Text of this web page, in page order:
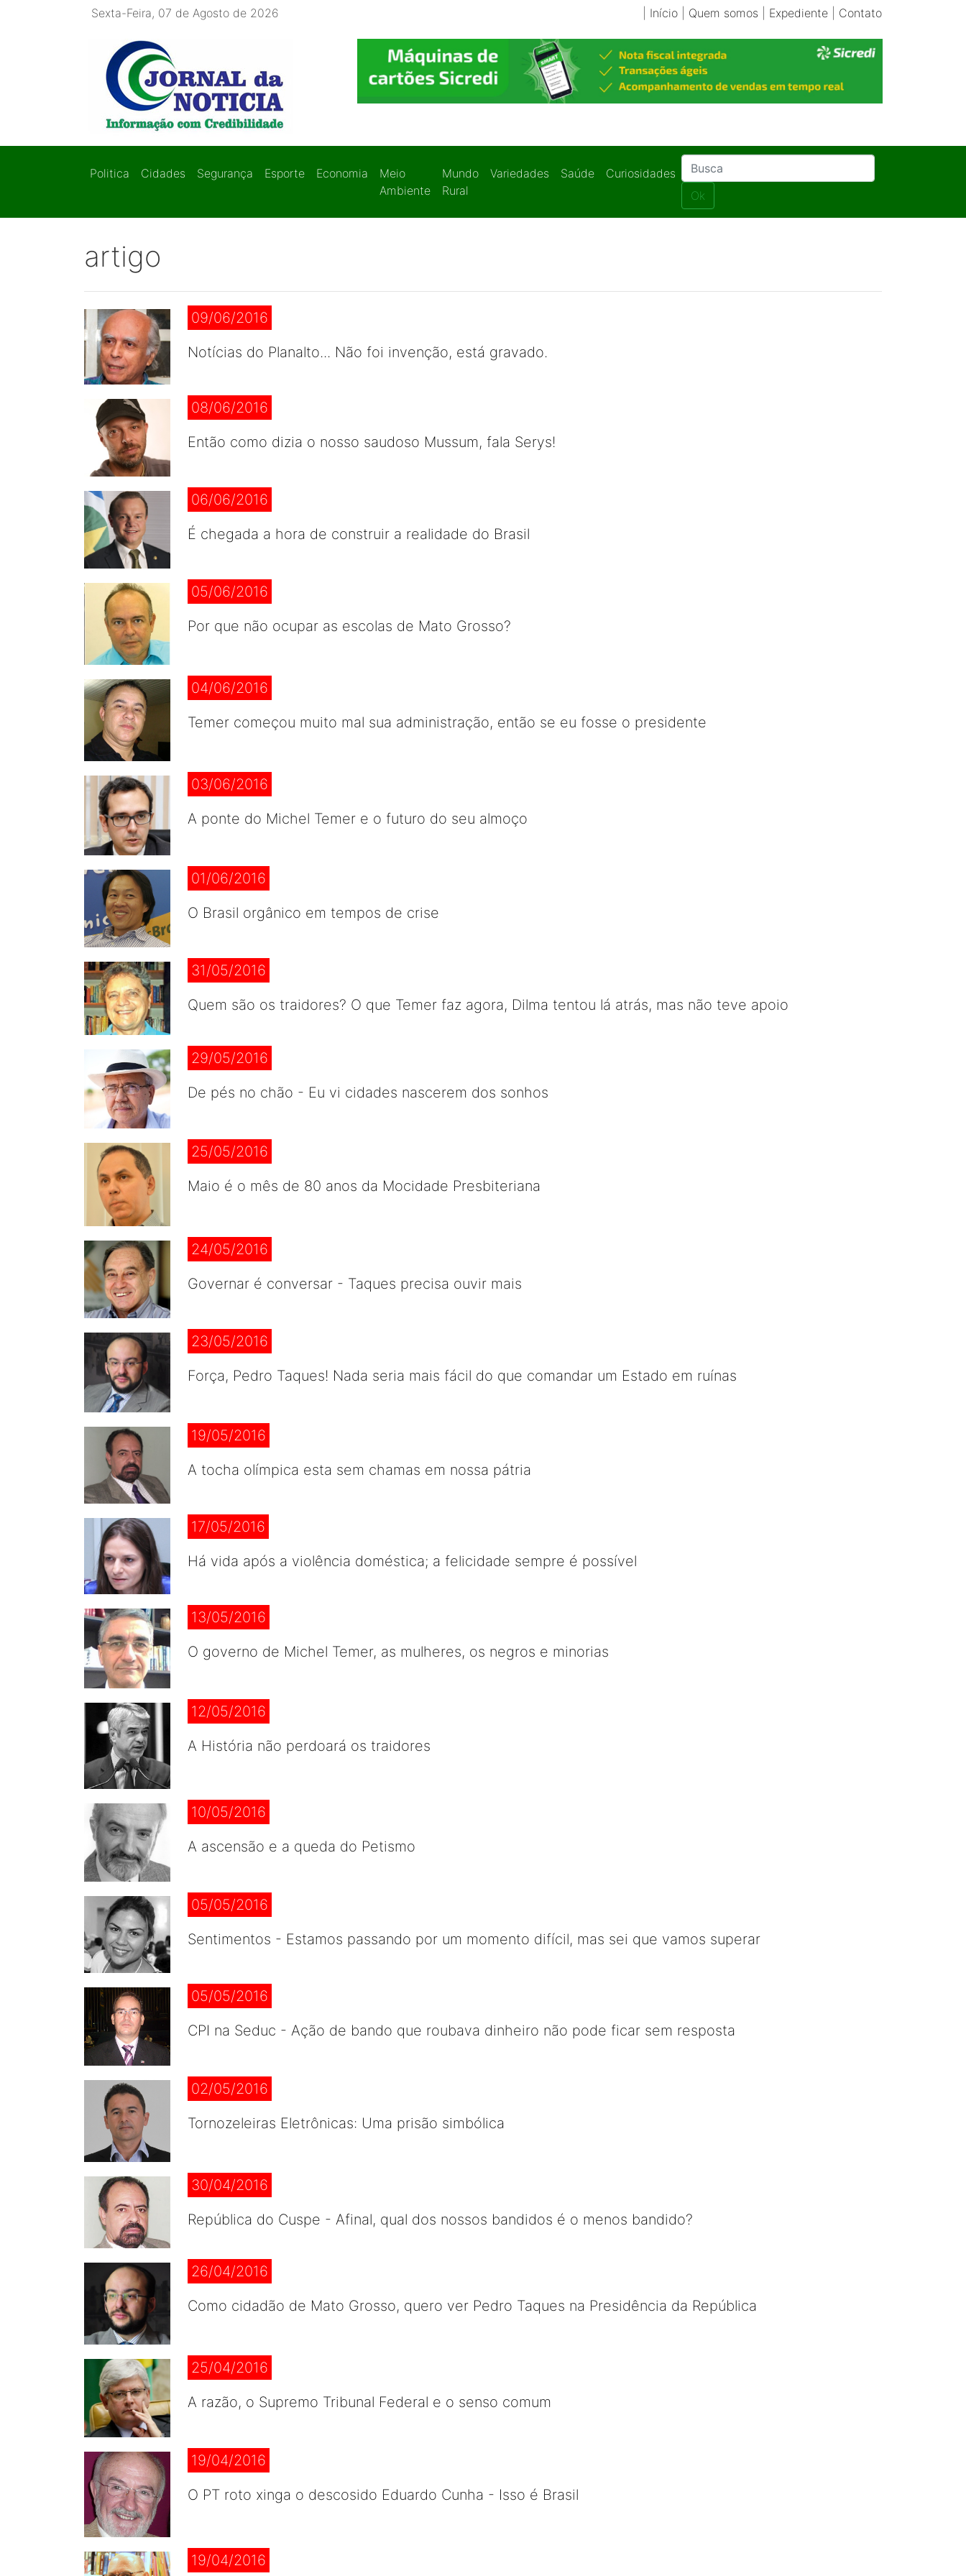
Sexta-Feira, 07 de Agosto de 2026 Início| Quem somos Expediente| Contato
Politica Cidades Segurança Esporte Economia
Meio
Ambiente
Mundo
Rural
Variedades Saúde
Curiosidades
Ok
artigo
09/06/2016
Notícias do Planalto... Não foi invenção, está gravado.
08/06/2016
Então como dizia o nosso saudoso Mussum, fala Serys!
06/06/2016
É chegada a hora de construir a realidade do Brasil
05/06/2016
Por que não ocupar as escolas de Mato Grosso?
04/06/2016
Temer começou muito mal sua administração, então se eu fosse o presidente
03/06/2016
A ponte do Michel Temer e o futuro do seu almoço
01/06/2016
O Brasil orgânico em tempos de crise
31/05/2016
Quem são os traidores? O que Temer faz agora, Dilma tentou lá atrás, mas não teve apoio
29/05/2016
De pés no chão - Eu vi cidades nascerem dos sonhos
25/05/2016
Maio é o mês de 80 anos da Mocidade Presbiteriana
24/05/2016
Governar é conversar - Taques precisa ouvir mais
23/05/2016
Força, Pedro Taques! Nada seria mais fácil do que comandar um Estado em ruínas
19/05/2016
A tocha olímpica esta sem chamas em nossa pátria
17/05/2016
Há vida após a violência doméstica; a felicidade sempre é possível
13/05/2016
O governo de Michel Temer, as mulheres, os negros e minorias
12/05/2016
A História não perdoará os traidores
10/05/2016
A ascensão e a queda do Petismo
05/05/2016
Sentimentos - Estamos passando por um momento difícil, mas sei que vamos superar
05/05/2016
CPI na Seduc - Ação de bando que roubava dinheiro não pode ficar sem resposta
02/05/2016
Tornozeleiras Eletrônicas: Uma prisão simbólica
30/04/2016
República do Cuspe - Afinal, qual dos nossos bandidos é o menos bandido?
26/04/2016
Como cidadão de Mato Grosso, quero ver Pedro Taques na Presidência da República
25/04/2016
A razão, o Supremo Tribunal Federal e o senso comum
19/04/2016
O PT roto xinga o descosido Eduardo Cunha - Isso é Brasil
19/04/2016